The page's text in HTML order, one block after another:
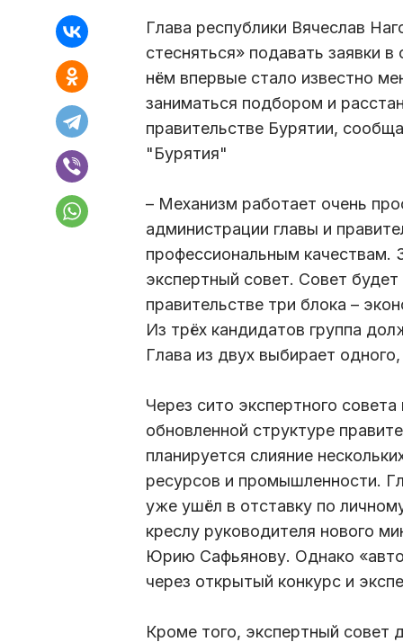
Глава республики Вячеслав
стесняться» подавать заявки
нём впервые стало известно
заниматься подбором и
правительстве Бурятии,
"Бурятия"
– Механизм работает очень
администрации главы и
профессиональным качествам.
экспертный совет. Совет
правительстве три блока –
Из трёх кандидатов группа
Глава из двух выбирает
Через сито экспертного
обновленной структуре
планируется слияние
ресурсов и промышленности.
уже ушёл в отставку по
креслу руководителя нового
Юрию Сафьянову. Однако
через открытый конкурс и
Кроме того, экспертный совет